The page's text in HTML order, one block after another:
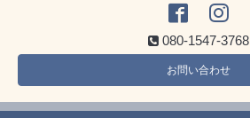
080-1547-3768
お問い合わせ